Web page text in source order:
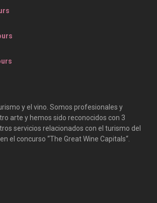
y el vino. Somos profesionales y
arte y hemos sido reconocidos con 3
servicios relacionados con el turismo del
el concurso “The Great Wine Capitals“.